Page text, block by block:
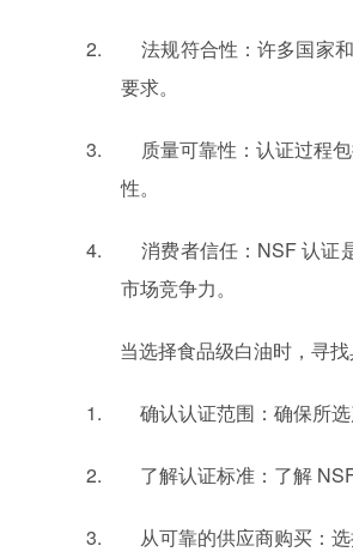
2.法规符合性：许多国家
要求。
3. 质量可靠性：认证过程
性。
4.消费者信任： NSF认证
市场竞争力。
当选择食品级白油时，寻
1. 确认认证范围：确保所
2. 了解认证标准：了解
3. 从可靠的供应商购买：